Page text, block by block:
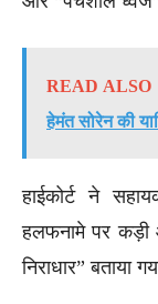
READ ALSO
हेमंत सोरेन की
हाईकोर्ट ने
हलफनामे पर कड़ी
निराधार” बताया